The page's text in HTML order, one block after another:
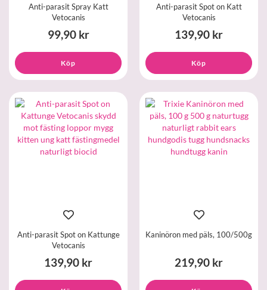
Anti-parasit Spray Katt
Vetocanis
99,90 kr
Köp
Anti-parasit Spot on Katt
Vetocanis
139,90 kr
Köp
Anti-parasit Spot on Kattunge
Vetocanis
139,90 kr
Kaninöron med päls, 100/500g
219,90 kr